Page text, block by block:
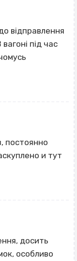
відправлення
під час
постоянно
и тут
досить
особливо